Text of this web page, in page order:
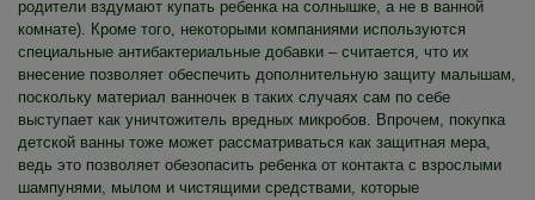
родители вздумают купать ребенка на солнышке, а не в ванной
комнате). Кроме того, некоторыми компаниями используются
специальные антибактериальные добавки – считается, что их
внесение позволяет обеспечить дополнительную защиту малышам,
поскольку материал ванночек в таких случаях сам по себе
выступает как уничтожитель вредных микробов. Впрочем, покупка
детской ванны тоже может рассматриваться как защитная мера,
ведь это позволяет обезопасить ребенка от контакта с взрослыми
шампунями, мылом и чистящими средствами, которые